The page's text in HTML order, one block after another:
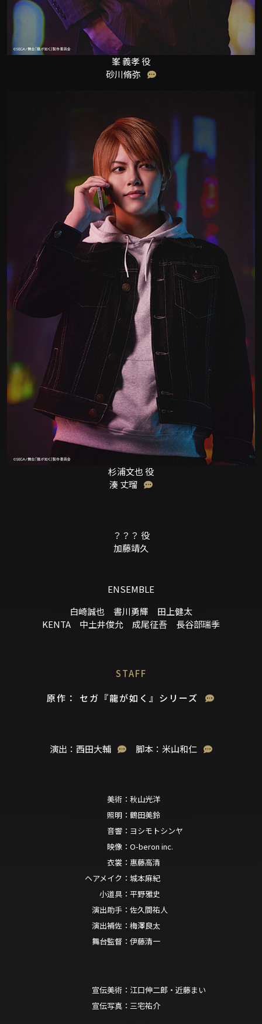
峯 義孝 役
砂川脩弥
杉浦文也 役
湊 丈瑠
？？？ 役
加藤靖久
ENSEMBLE
白崎誠也 書川勇輝 田上健太
KENTA 中土井俊允 成尾征吾 長谷部瑞季
STAFF
原作： セガ『龍が如く』シリーズ
演出：西田大輔 脚本：米山和仁
美術： 秋山光洋
照明： 鶴田美鈴
音響： ヨシモトシンヤ
映像： O-beron inc.
衣裳： 惠藤高清
ヘアメイク： 城本麻紀
小道具： 平野雅史
演出助手： 佐久間祐人
演出補佐： 梅澤良太
舞台監督： 伊藤清一
宣伝美術： 江口伸二郎・近藤まい
宣伝写真： 三宅祐介